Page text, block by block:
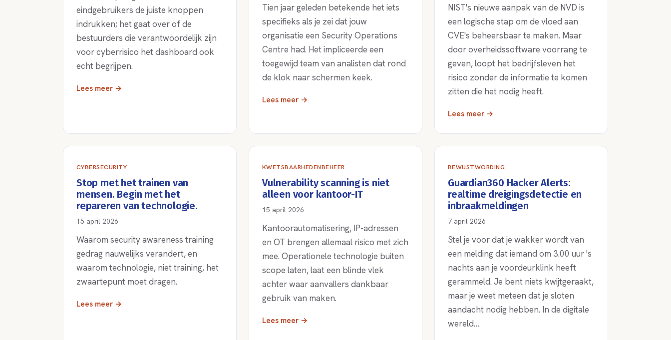
eindgebruikers de juiste knoppen
indrukken; het gaat over of de
bestuurders die verantwoordelijk zijn
voor cyberrisico het dashboard ook
echt begrijpen.
Lees meer →
Tien jaar geleden betekende het iets
specifieks als je zei dat jouw
organisatie een Security Operations
Centre had. Het impliceerde een
toegewijd team van analisten dat rond
de klok naar schermen keek.
Lees meer →
NIST's nieuwe aanpak van de NVD is
een logische stap om de vloed aan
CVE's beheersbaar te maken. Maar
door overheidssoftware voorrang te
geven, loopt het bedrijfsleven het
risico zonder de informatie te komen
zitten die het nodig heeft.
Lees meer →
CYBERSECURITY
Stop met het trainen van
mensen. Begin met het
repareren van technologie.
15 april 2026
Waarom security awareness training
gedrag nauwelijks verandert, en
waarom technologie, niet training, het
zwaartepunt moet dragen.
Lees meer →
KWETSBAARHEDENBEHEER
Vulnerability scanning is niet
alleen voor kantoor-IT
15 april 2026
Kantoorautomatisering, IP-adressen
en OT brengen allemaal risico met zich
mee. Operationele technologie buiten
scope laten, laat een blinde vlek
achter waar aanvallers dankbaar
gebruik van maken.
Lees meer →
BEWUSTWORDING
Guardian360 Hacker Alerts:
realtime dreigingsdetectie en
inbraakmeldingen
7 april 2026
Stel je voor dat je wakker wordt van
een melding dat iemand om 3.00 uur 's
nachts aan je voordeurklink heeft
gerammeld. Je bent niets kwijtgeraakt,
maar je weet meteen dat je sloten
aandacht nodig hebben. In de digitale
wereld…